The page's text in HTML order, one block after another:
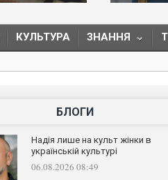
КУЛЬТУРА ЗНАННЯ
БЛОГИ
Надія лише на культ жінки в
українській культурі
06.08.2026 08:49